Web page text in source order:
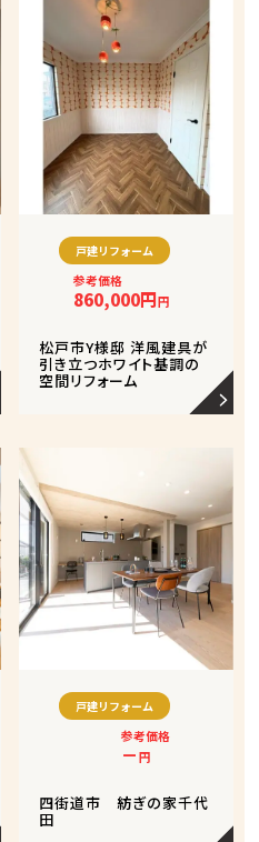
戸建リフォーム
参考価格
860,000円円
松戸市Y様邸 洋風建具が
引き立つホワイト基調の
空間リフォーム
戸建リフォーム
参考価格
－円
四街道市 紡ぎの家千代
田